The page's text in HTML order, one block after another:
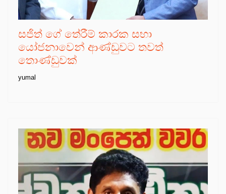
සජිත් ගේ තේරීම් කාරක සභා
යෝජනාවෙන් ආණ්ඩුවට තවත්
තොණ්ඩුවක්
yumal